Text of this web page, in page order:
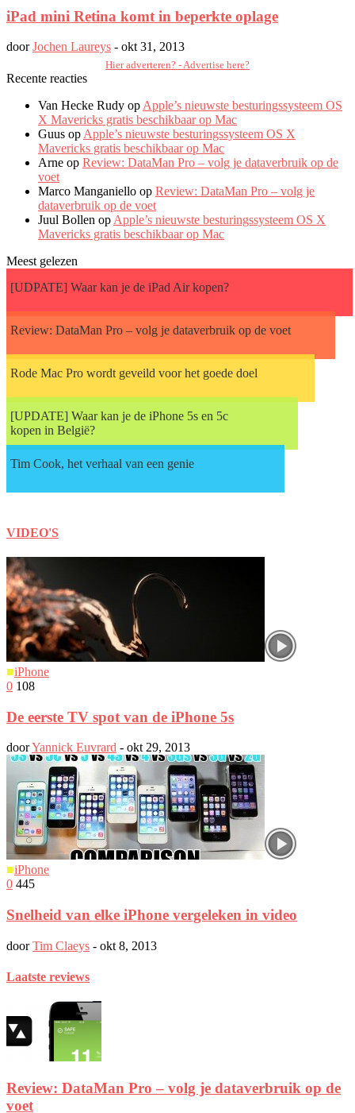
iPad mini Retina komt in beperkte oplage
doorJochen Laureys - okt 31, 2013
Hier adverteren? - Advertise here?
Recente reacties
Van Hecke Rudy opApple’s nieuwste besturingssysteem OS
X Mavericks gratis beschikbaar op Mac
Guus opApple’s nieuwste besturingssysteem OS X
Mavericks gratis beschikbaar op Mac
Arne op Review: DataMan Pro – volg je dataverbruik op de
voet
Marco Manganiello op Review: DataMan Pro – volg je
dataverbruik op de voet
Juul Bollen opApple’s nieuwste besturingssysteem OS X
Mavericks gratis beschikbaar op Mac
Meest gelezen
[UDPATE] Waar kan je de iPad Air kopen?
Review: DataMan Pro – volg je dataverbruik op de voet
Rode Mac Pro wordt geveild voor het goede doel
[UPDATE] Waar kan je de iPhone 5s en 5c
kopen in België?
Tim Cook, het verhaal van een genie
VIDEO'S
■iPhone
0 108
De eerste TV spot van de iPhone 5s
doorYannick Euvrard - okt 29, 2013
■iPhone
0 445
Snelheid van elke iPhone vergeleken in video
doorTim Claeys - okt 8, 2013
Laatste reviews
Review: DataMan Pro – volg je dataverbruik op de
voet